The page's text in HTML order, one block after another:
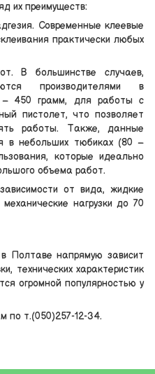
их преимуществ:
Современные клеевые
практически любых
В большинстве случаев,
производителями в
– 450 грамм, для работы с
пистолет, что позволяет
работы. Также, данные
в небольших тюбиках (80 –
которые идеально
объема работ.
от вида, жидкие
нагрузки до 70
Полтаве напрямую зависит
технических характеристик
огромной популярностью у
по т.(050)257-12-34.